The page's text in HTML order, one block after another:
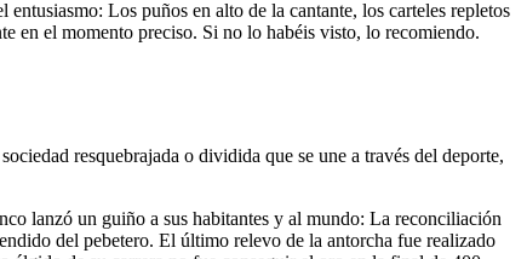
Los puños en alto de la cantante, los carteles repletos
en el momento preciso. Si no lo habéis visto, lo recomiendo.
resquebrajada o dividida que se une a través del deporte,
lanzó un guiño a sus habitantes y al mundo: La reconciliación
del pebetero. El último relevo de la antorcha fue realizado